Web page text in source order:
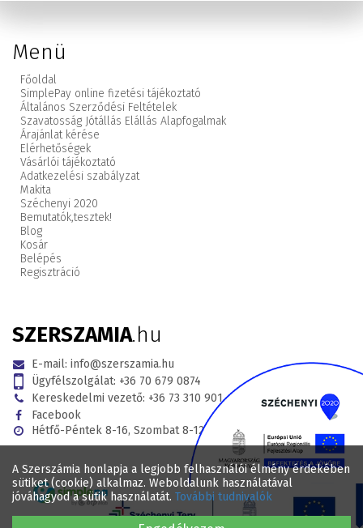
A Szerszámia honlapja a legjobb felhasználói élmény érdekében
sütiket (cookie) alkalmaz. Weboldalunk használatával
jóváhagyod a sütik használatát. További tudnivalók
Menü
Főoldal
SimplePay online fizetési tájékoztató
Általános Szerződési Feltételek
Szavatosság Jótállás Elállás Alapfogalmak
Árajánlat kérése
Elérhetőségek
Vásárlói tájékoztató
Adatkezelési szabályzat
Makita
Széchenyi 2020
Bemutatók,tesztek!
Blog
Kosár
Belépés
Regisztráció
SZERSZAMIA.hu
E-mail: info@szerszamia.hu
Ügyfélszolgálat: +36 70 679 0874
Kereskedelmi vezető: +36 73 310 901
Facebook
Hétfő-Péntek 8-16, Szombat 8-12